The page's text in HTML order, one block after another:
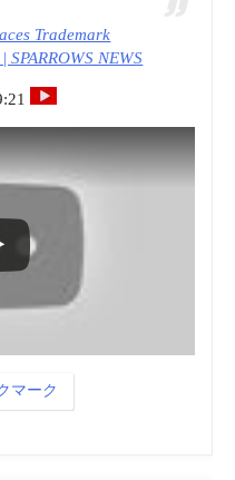
Trademark
NEWS
マーク